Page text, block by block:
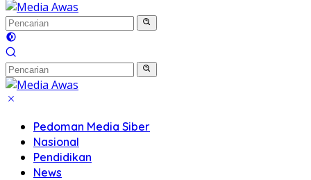
Pedoman Media Siber
Nasional
Pendidikan
News